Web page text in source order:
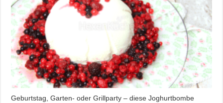
Geburtstag, Garten- oder Grillparty – diese Joghurtbombe